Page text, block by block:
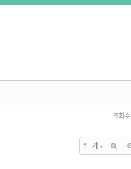
조회 수
? 가